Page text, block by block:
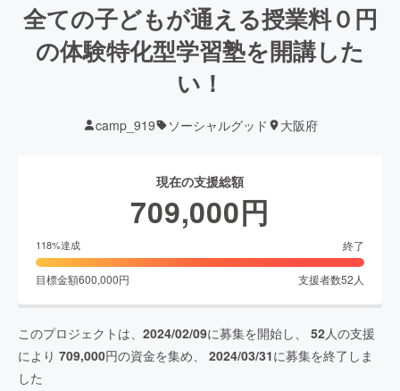
全ての子どもが通える授業料０円
の体験特化型学習塾を開講した
い！
camp_919 ソーシャルグッド 大阪府
現在の支援総額
709,000円
118%達成 終了
目標金額600,000円 支援者数52 人
このプロジェクトは、 2024/02/09に募集を開始し、 52人の支援
により 709,000円の資金を集め、 2024/03/31に募集を終了しま
した